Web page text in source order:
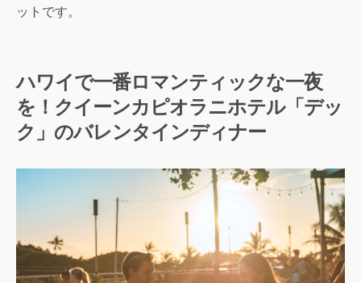
ットです。
ハワイで一番ロマンティックな一夜
を！クイーンカピオラニホテル「デッ
ク」のバレンタインディナー